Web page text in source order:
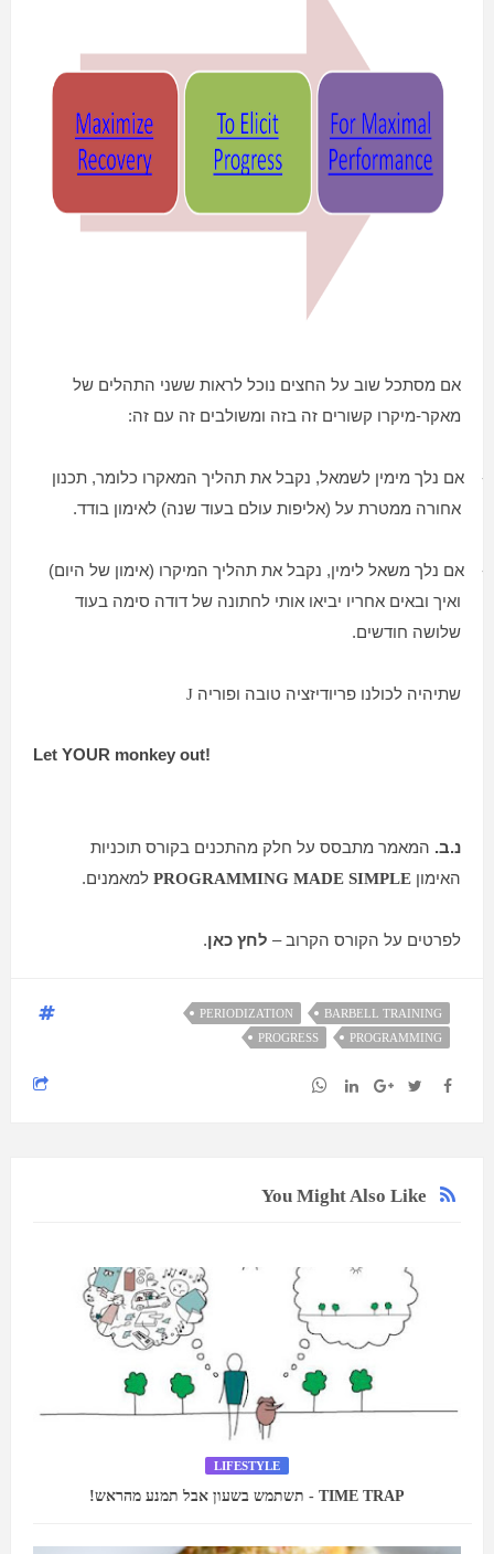
אם מסתכל שוב על החצים נוכל לראות ששני התהלים של
מאקר-מיקרו קשורים זה בזה ומשולבים זה עם זה:
-
אם נלך מימין לשמאל, נקבל את תהליך המאקרו כלומר, תכנון
אחורה ממטרת על (אליפות עולם בעוד שנה) לאימון בודד.
-
אם נלך משאל לימין, נקבל את תהליך המיקרו (אימון של היום)
ואיך ובאים אחריו יביאו אותי לחתונה של דודה סימה בעוד
שלושה חודשים.
שתיהיה לכולנו פריודיזציה טובה ופוריה J
!
Let YOUR monkey out
נ.ב. המאמר מתבסס על חלק מהתכנים בקורס תוכניות
האימון PROGRAMMING MADE SIMPLE למאמנים.
לפרטים על הקורס הקרוב – לחץ כאן.
BARBELL TRAINING
PERIODIZATION
PROGRAMMING
PROGRESS
You Might Also Like
LIFESTYLE
TIME TRAP - תשתמש בשעון אבל תמנע מהראש!